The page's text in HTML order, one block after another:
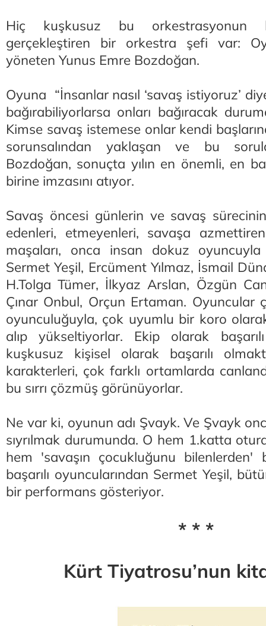
Hiç kuşkusuz bu orkestrasyonun
gerçekleştiren bir orkestra şefi var:
yöneten Yunus Emre Bozdoğan.
Oyuna “İnsanlar nasıl ‘savaş istiyoruz’
bağırabiliyorlarsa onları bağıracak
Kimse savaş istemese onlar kendi
sorunsalından yaklaşan ve bu
Bozdoğan, sonuçta yılın en önemli, en
birine imzasını atıyor.
Savaş öncesi günlerin ve savaş
edenleri, etmeyenleri, savaşa
maşaları, onca insan dokuz oyuncuyla
Sermet Yeşil, Ercüment Yılmaz, İsmail
H.Tolga Tümer, İlkyaz Arslan, Özgün
Çınar Onbul, Orçun Ertaman. Oyuncular
oyunculuğuyla, çok uyumlu bir koro
alıp yükseltiyorlar. Ekip olarak
kuşkusuz kişisel olarak başarılı
karakterleri, çok farklı ortamlarda
bu sırrı çözmüş görünüyorlar.
Ne var ki, oyunun adı Şvayk. Ve Şvayk
sıyrılmak durumunda. O hem 1.katta
hem 'savaşın çocukluğunu bilenlerden'
başarılı oyuncularından Sermet Yeşil,
bir performans gösteriyor.
* * *
Kürt Tiyatrosu’nun